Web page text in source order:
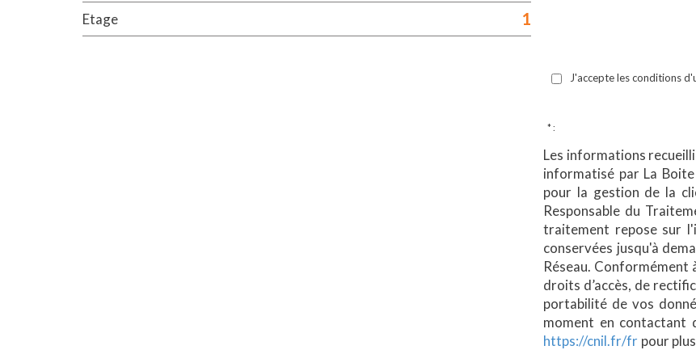
Etage 1
J'accepte les conditions
* :
Les informations
informatisé par La
pour la gestion de la
Responsable du
traitement repose sur
conservées jusqu'à
Réseau. Conformément
droits d’accès, de
portabilité de vos
moment en contactant
https://cnil.fr/fr pour